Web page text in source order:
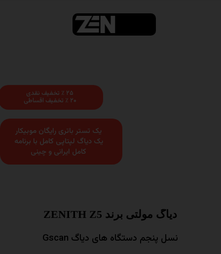
۲۵ ٪ تخفیف نقدی
۲۰ ٪ تخفیف اقساطی
یک تستر باتری رایگان موبیکار
یک دیاگ لپتاپی کامل با برنامه
کامل ایرانی و چینی
دیاگ مولتی برند ZENITH Z5
نسل پنجم دستگاه های دیاگ Gscan